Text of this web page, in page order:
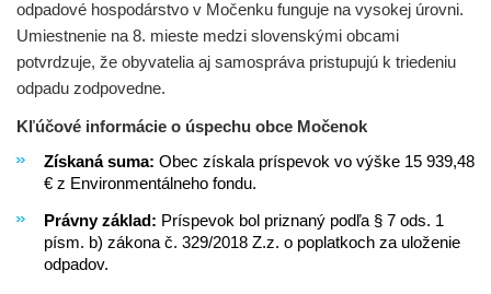
odpadové hospodárstvo v Močenku funguje na vysokej úrovni.
Umiestnenie na 8. mieste medzi slovenskými obcami
potvrdzuje, že obyvatelia aj samospráva pristupujú k triedeniu
odpadu zodpovedne.
Kľúčové informácie o úspechu obce Močenok
Získaná suma: Obec získala príspevok vo výške 15 939,48
€ z Environmentálneho fondu.
Právny základ: Príspevok bol priznaný podľa § 7 ods. 1
písm. b) zákona č. 329/2018 Z.z. o poplatkoch za uloženie
odpadov.